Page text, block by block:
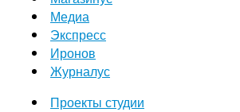
Медиа
Экспресс
Иронов
Журналус
Проекты студии